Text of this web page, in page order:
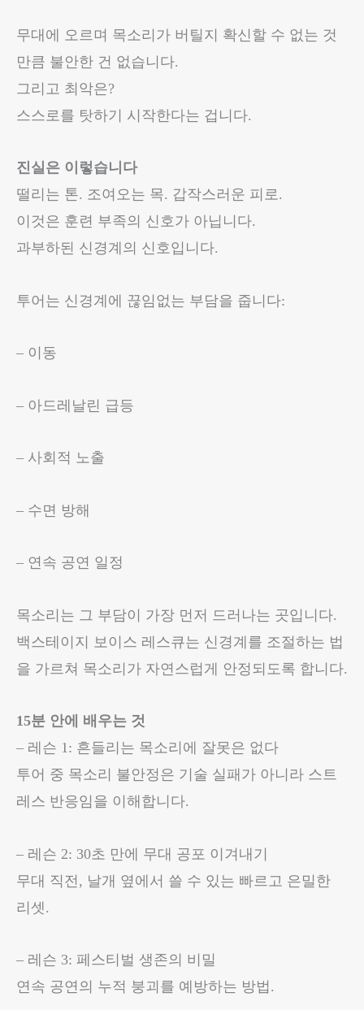
무대에 오르며 목소리가 버틸지 확신할 수 없는 것
만큼 불안한 건 없습니다.
그리고 최악은?
스스로를 탓하기 시작한다는 겁니다.
진실은 이렇습니다
떨리는 톤. 조여오는 목. 갑작스러운 피로.
이것은 훈련 부족의 신호가 아닙니다.
과부하된 신경계의 신호입니다.
투어는 신경계에 끊임없는 부담을 줍니다:
– 이동
– 아드레날린 급등
– 사회적 노출
– 수면 방해
– 연속 공연 일정
목소리는 그 부담이 가장 먼저 드러나는 곳입니다.
백스테이지 보이스 레스큐는 신경계를 조절하는 법
을 가르쳐 목소리가 자연스럽게 안정되도록 합니다.
15분 안에 배우는 것
– 레슨 1: 흔들리는 목소리에 잘못은 없다
투어 중 목소리 불안정은 기술 실패가 아니라 스트
레스 반응임을 이해합니다.
– 레슨 2: 30초 만에 무대 공포 이겨내기
무대 직전, 날개 옆에서 쓸 수 있는 빠르고 은밀한
리셋.
– 레슨 3: 페스티벌 생존의 비밀
연속 공연의 누적 붕괴를 예방하는 방법.